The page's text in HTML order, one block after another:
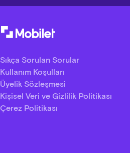
Sıkça Sorulan Sorular
Kullanım Koşulları
Üyelik Sözleşmesi
Kişisel Veri ve Gizlilik Politikası
Çerez Politikası